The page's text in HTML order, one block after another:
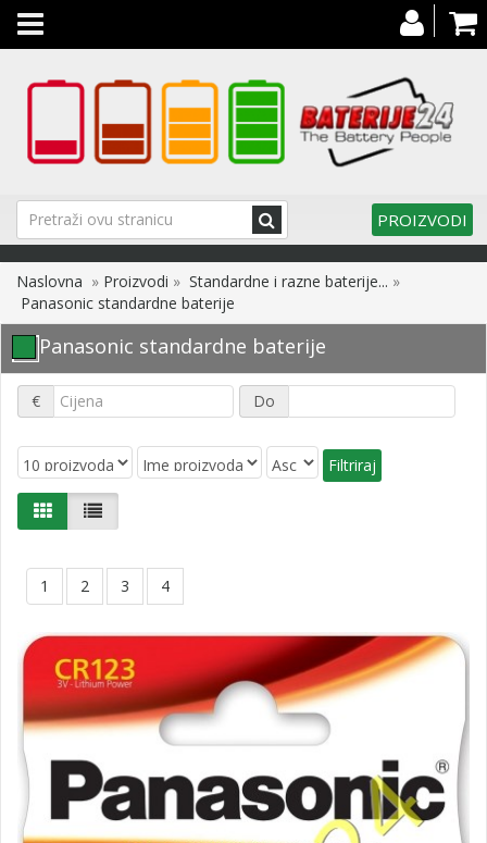
Toggle
navigation
PROIZVODI
Naslovna » Proizvodi » Standardne i razne baterije... »
Panasonic standardne baterije
Panasonic standardne baterije
€ Do
1 2 3 4